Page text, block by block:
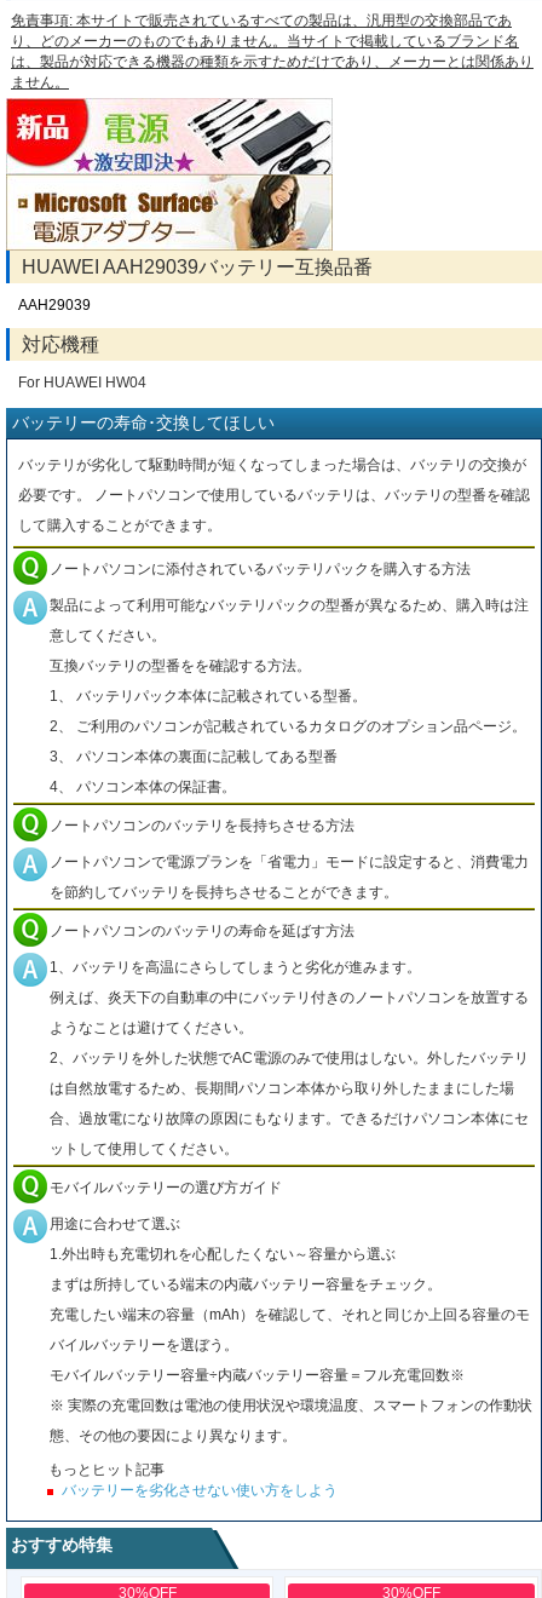
免責事項: 本サイトで販売されているすべての製品は、汎用型の交換部品であ
り、どのメーカーのものでもありません。当サイトで掲載しているブランド名
は、製品が対応できる機器の種類を示すためだけであり、メーカーとは関係あり
ません。
HUAWEI AAH29039バッテリー互換品番
AAH29039
対応機種
For HUAWEI HW04
バッテリーの寿命･交換してほしい
バッテリが劣化して駆動時間が短くなってしまった場合は、バッテリの交換が
必要です。 ノートパソコンで使用しているバッテリは、バッテリの型番を確認
して購入することができます。
ノートパソコンに添付されているバッテリパックを購入する方法
製品によって利用可能なバッテリパックの型番が異なるため、購入時は注
意してください。
互換バッテリの型番をを確認する方法。
1、 バッテリパック本体に記載されている型番。
2、 ご利用のパソコンが記載されているカタログのオプション品ページ。
3、 パソコン本体の裏面に記載してある型番
4、 パソコン本体の保証書。
ノートパソコンのバッテリを長持ちさせる方法
ノートパソコンで電源プランを「省電力」モードに設定すると、消費電力
を節約してバッテリを長持ちさせることができます。
ノートパソコンのバッテリの寿命を延ばす方法
1、バッテリを高温にさらしてしまうと劣化が進みます。
例えば、炎天下の自動車の中にバッテリ付きのノートパソコンを放置する
ようなことは避けてください。
2、バッテリを外した状態でAC電源のみで使用はしない。外したバッテリ
は自然放電するため、長期間パソコン本体から取り外したままにした場
合、過放電になり故障の原因にもなります。できるだけパソコン本体にセ
ットして使用してください。
モバイルバッテリーの選び方ガイド
用途に合わせて選ぶ
1.外出時も充電切れを心配したくない～容量から選ぶ
まずは所持している端末の内蔵バッテリー容量をチェック。
充電したい端末の容量（mAh）を確認して、それと同じか上回る容量のモ
バイルバッテリーを選ぼう。
モバイルバッテリー容量÷内蔵バッテリー容量＝フル充電回数※
※ 実際の充電回数は電池の使用状況や環境温度、スマートフォンの作動状
態、その他の要因により異なります。
もっとヒット記事
バッテリーを劣化させない使い方をしよう
おすすめ特集
30%OFF 30%OFF